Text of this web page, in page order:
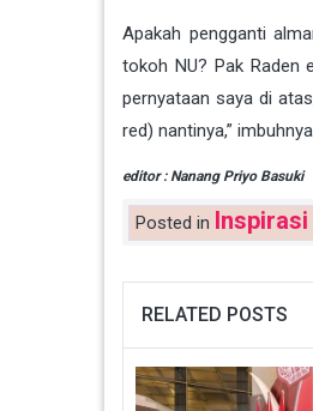
Apakah pengganti
tokoh NU? Pak Raden
pernyataan saya di
red) nantinya,”
editor : Nanang Priyo Basuki
Posted in Inspirasi
RELATED POSTS